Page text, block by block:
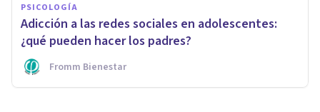
PSICOLOGÍA
Adicción a las redes sociales en adolescentes:
¿qué pueden hacer los padres?
Fromm Bienestar